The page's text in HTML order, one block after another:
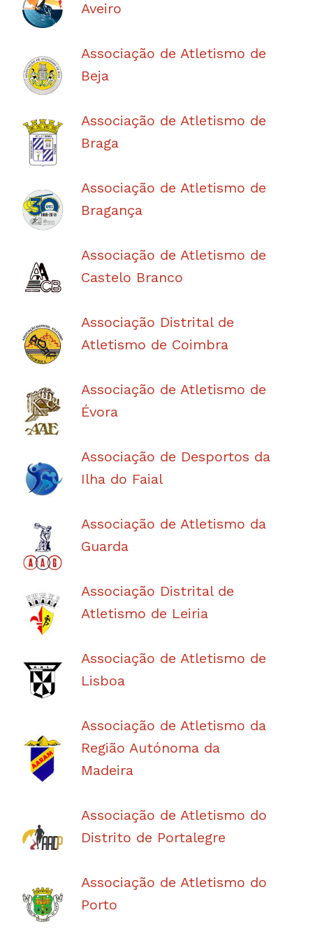
Aveiro
Associação de Atletismo de
Beja
Associação de Atletismo de
Braga
Associação de Atletismo de
Bragança
Associação de Atletismo de
Castelo Branco
Associação Distrital de
Atletismo de Coimbra
Associação de Atletismo de
Évora
Associação de Desportos da
Ilha do Faial
Associação de Atletismo da
Guarda
Associação Distrital de
Atletismo de Leiria
Associação de Atletismo de
Lisboa
Associação de Atletismo da
Região Autónoma da
Madeira
Associação de Atletismo do
Distrito de Portalegre
Associação de Atletismo do
Porto